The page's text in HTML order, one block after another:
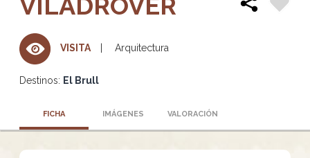
VISITA Arquitectura
Destinos: El Brull
FICHA IMÁGENES VALORACIÓN